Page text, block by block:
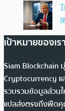
เป้าหมายของเรา
Siam Blockchain
Cryptocurrency แ
รวบรวมข้อมูลส่วนใ
แปลส่งตรงถึงฟีด